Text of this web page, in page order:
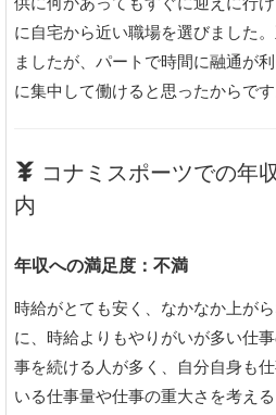
に自宅から近い職場を選びました
ましたが、パートで時間に融通が
に集中して働けると思ったからです
コナミスポーツでの年
内
年収への満足度：不満
時給がとても安く、なかなか上が
に、時給よりもやりがいが多い仕
事を続ける人が多く、自分自身も
いる仕事量や仕事の重大さを考え